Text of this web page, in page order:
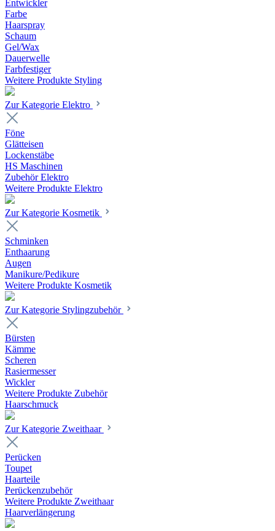
Entwickler
Farbe
Haarspray
Schaum
Gel/Wax
Dauerwelle
Farbfestiger
Weitere Produkte Styling
Zur Kategorie Elektro
Föne
Glätteisen
Lockenstäbe
HS Maschinen
Zubehör Elektro
Weitere Produkte Elektro
Zur Kategorie Kosmetik
Schminken
Enthaarung
Augen
Manikure/Pedikure
Weitere Produkte Kosmetik
Zur Kategorie Stylingzubehör
Bürsten
Kämme
Scheren
Rasiermesser
Wickler
Weitere Produkte Zubehör
Haarschmuck
Zur Kategorie Zweithaar
Perücken
Toupet
Haarteile
Perückenzubehör
Weitere Produkte Zweithaar
Haarverlängerung